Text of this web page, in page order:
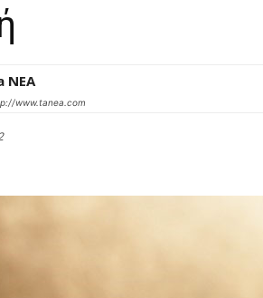
NEA
www.tanea.com